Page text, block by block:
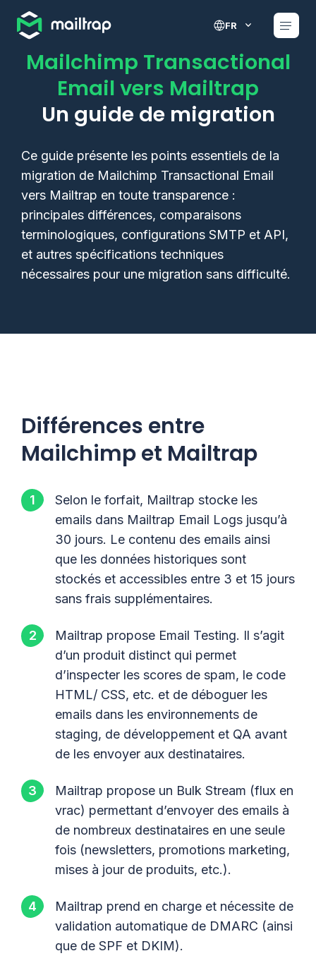
FR
Mailchimp Transactional
Email vers Mailtrap
Un guide de migration
Ce guide présente les points essentiels de la
migration de Mailchimp Transactional Email
vers Mailtrap en toute transparence :
principales différences, comparaisons
terminologiques, configurations SMTP et API,
et autres spécifications techniques
nécessaires pour une migration sans difficulté.
Différences entre
Mailchimp et Mailtrap
Selon le forfait, Mailtrap stocke les
emails dans Mailtrap Email Logs jusqu’à
30 jours. Le contenu des emails ainsi
que les données historiques sont
stockés et accessibles entre 3 et 15 jours
sans frais supplémentaires.
Mailtrap propose Email Testing. Il s’agit
d’un produit distinct qui permet
d’inspecter les scores de spam, le code
HTML/ CSS, etc. et de déboguer les
emails dans les environnements de
staging, de développement et QA avant
de les envoyer aux destinataires.
Mailtrap propose un Bulk Stream (flux en
vrac) permettant d’envoyer des emails à
de nombreux destinataires en une seule
fois (newsletters, promotions marketing,
mises à jour de produits, etc.).
Mailtrap prend en charge et nécessite de
validation automatique de DMARC (ainsi
que de SPF et DKIM).